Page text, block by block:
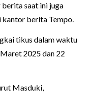
saat ini juga
kantor berita Tempo.
tikus dalam waktu
2025 dan 22
Masduki,